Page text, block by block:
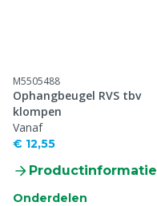
M5505488
Ophangbeugel RVS tbv
klompen
Vanaf
€ 12,55
Productinformatie
Onderdelen